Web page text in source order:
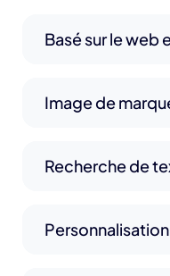
Basé sur le web
Image de
Recherche de